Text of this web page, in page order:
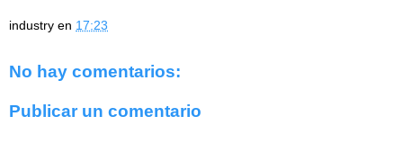
industry en 17:23
No hay comentarios:
Publicar un comentario